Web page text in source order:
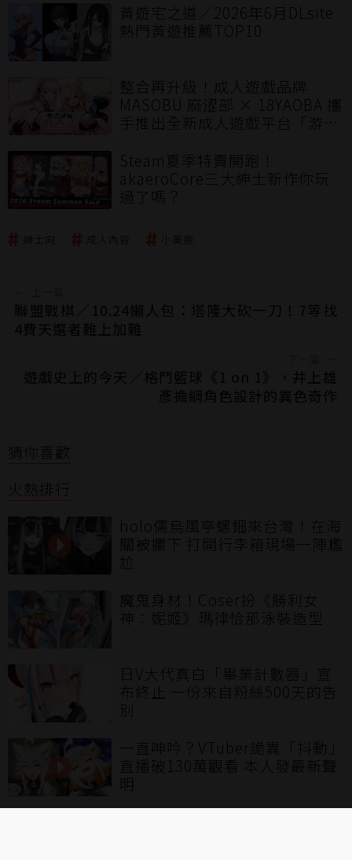
黃遊宅之道／2026年6月DLsite
熱門黃遊推薦TOP10
整合再升級！成人遊戲品牌
MASOBU 麻涩部 × 18YAOBA 攜
手推出全新成人遊戲平台「游点
遊戲體驗
Steam夏季特賣開跑！
akaeroCore三大紳士新作你玩
過了嗎？
紳士向 成人內容 小黃遊
聯盟戰棋／10.24懶人包：塔隆大砍一刀！7等找
4費天選者難上加難
遊戲史上的今天／格鬥籃球《1 on 1》，井上雄
彥擔綱角色設計的異色奇作
猜你喜歡
火熱排行
holo儒烏風亭螺鈿來台灣！在海
關被攔下 打開行李箱現場一陣尷
尬
魔鬼身材！Coser扮《勝利女
神：妮姬》瑪律恰那泳裝造型
日V大代真白「畢業計數器」宣
布終止 一份來自粉絲500天的告
別
一直呻吟？VTuber詭異「抖動」
直播破130萬觀看 本人發最新聲
明